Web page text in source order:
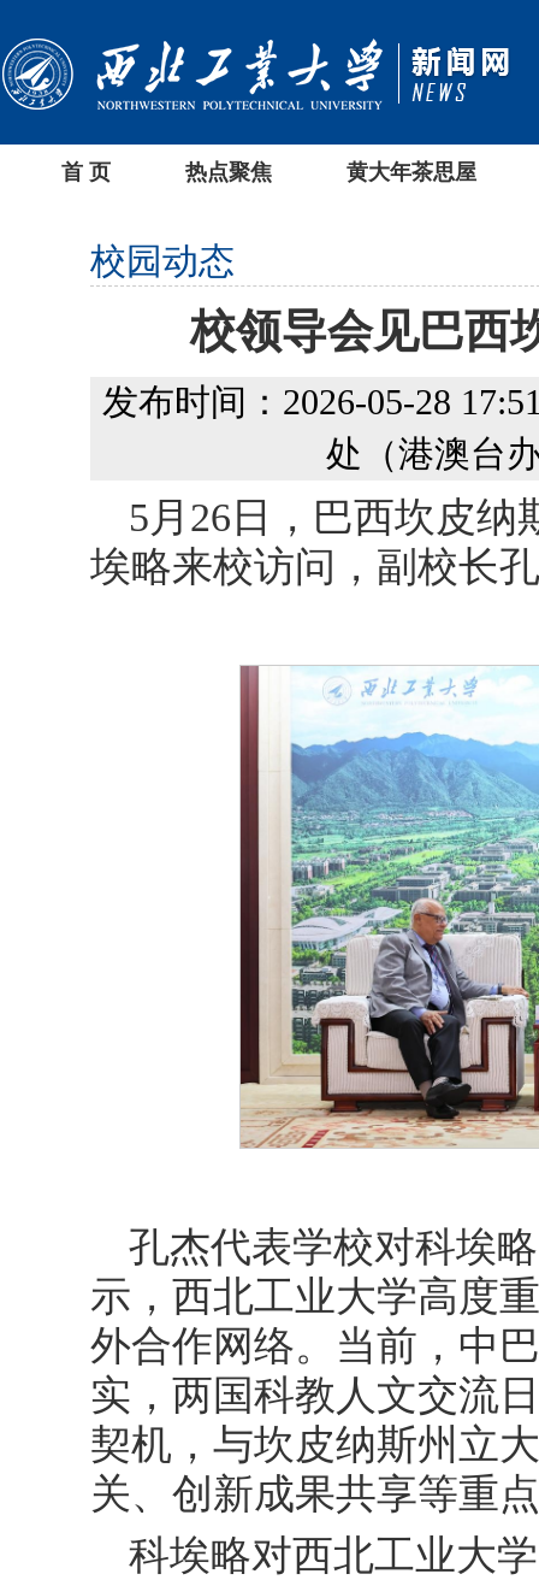
首 页 热点聚焦 黄大年茶思屋
校园动态
校领导会见巴西
发布时间：2026-05-28
处（港澳台
5月26日，巴西坎皮
埃略来校访问，副校长
孔杰代表学校对科埃
示，西北工业大学高度
外合作网络。当前，中
实，两国科教人文交流
契机，与坎皮纳斯州立
关、创新成果共享等重
科埃略对西北工业大